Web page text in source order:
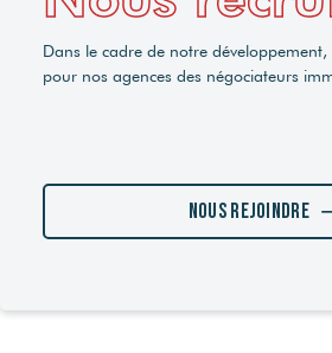
Dans le cadre de notre
pour nos agences des négociateurs
Nous rejoindre